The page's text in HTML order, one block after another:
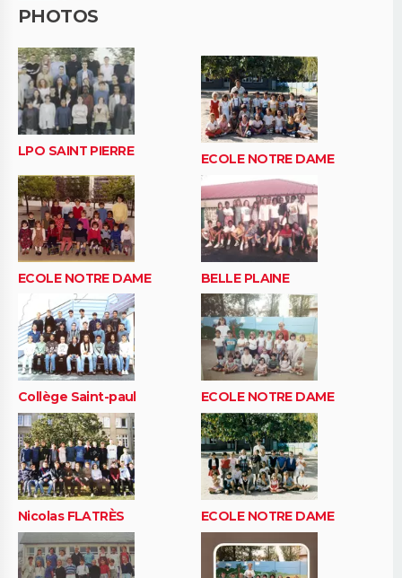
PHOTOS
LPO SAINT PIERRE ECOLE NOTRE DAME
ECOLE NOTRE DAME BELLE PLAINE
Collège Saint-paul ECOLE NOTRE DAME
Nicolas FLATRÈS ECOLE NOTRE DAME